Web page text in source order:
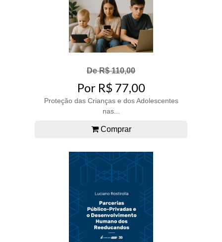
De R$ 110,00
Por R$ 77,00
Proteção das Crianças e dos Adolescentes
nas...
Comprar